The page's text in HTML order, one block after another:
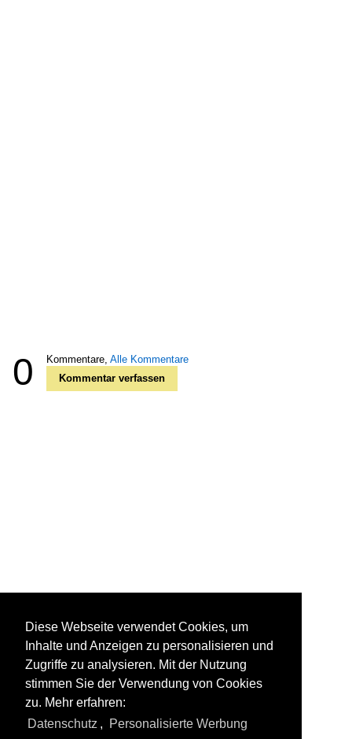
0 Kommentare, Alle Kommentare
Kommentar verfassen
Diese Webseite verwendet Cookies, um
Inhalte und Anzeigen zu personalisieren und
Zugriffe zu analysieren. Mit der Nutzung
stimmen Sie der Verwendung von Cookies
zu. Mehr erfahren:
Datenschutz , Personalisierte Werbung